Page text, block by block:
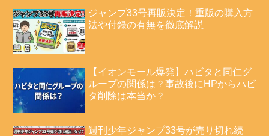
ジャンプ33号再販決定！重版の購入方
法や付録の有無を徹底解説
【イオンモール爆発】ハビタと同仁グ
ループの関係は？事故後にHPからハビ
タ削除は本当か？
週刊少年ジャンプ33号が売り切れ続